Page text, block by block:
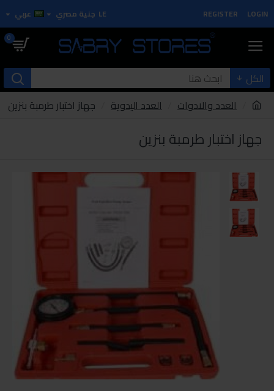
LOGIN
REGISTER
LE جنية مصري عربي
0
الكل
العدد والادوات
العدد اليدوية جهاز اختبار طرمبة بنزين
جهاز اختبار طرمبة بنزين